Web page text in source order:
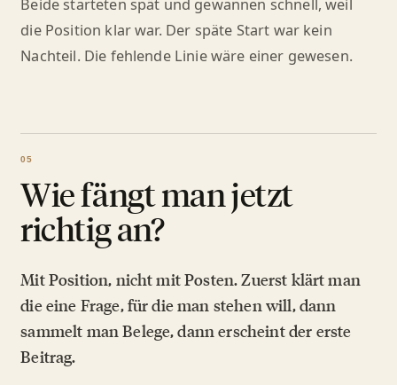
Beide starteten spät und gewannen schnell, weil
die Position klar war. Der späte Start war kein
Nachteil. Die fehlende Linie wäre einer gewesen.
Wie fängt man jetzt
richtig an?
Mit Position, nicht mit Posten. Zuerst klärt man
die eine Frage, für die man stehen will, dann
sammelt man Belege, dann erscheint der erste
Beitrag.